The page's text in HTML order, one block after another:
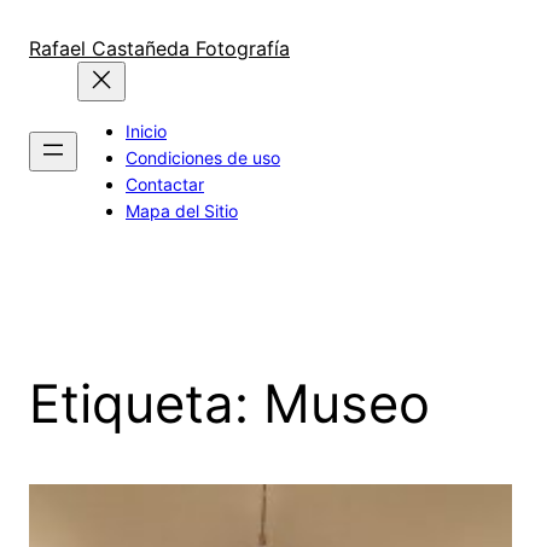
Rafael Castañeda Fotografía
Inicio
Condiciones de uso
Contactar
Mapa del Sitio
Etiqueta: Museo